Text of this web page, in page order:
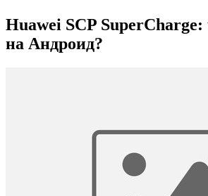
Huawei SCP SuperCharge:
на Андроид?